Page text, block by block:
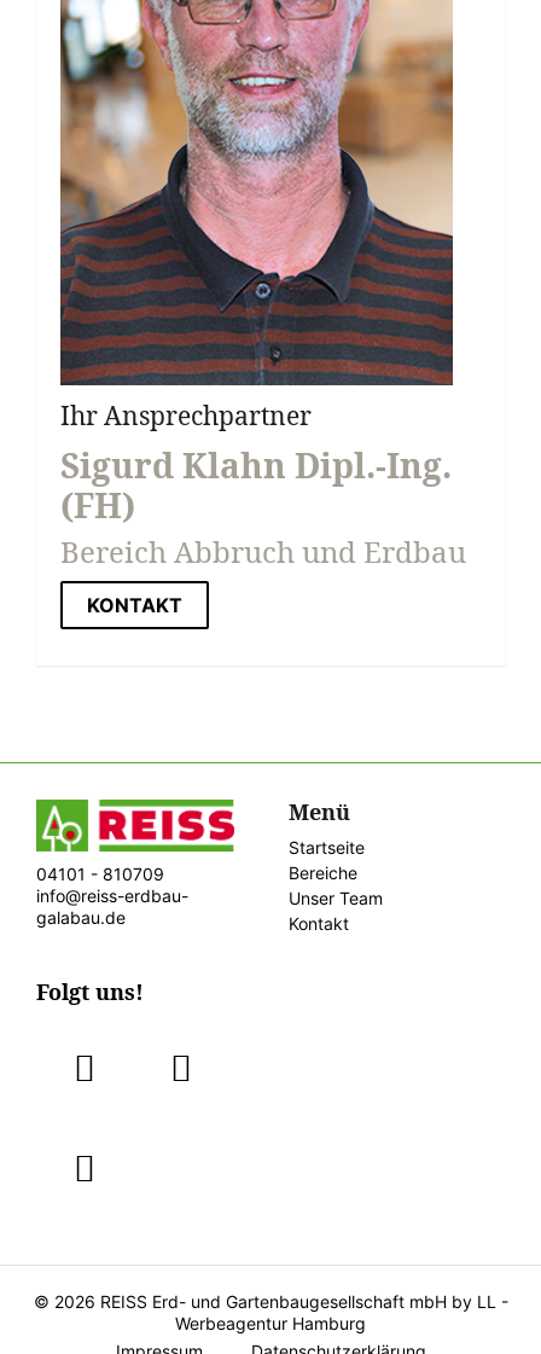
Ihr Ansprechpartner
Sigurd Klahn Dipl.-Ing.
(FH)
Bereich Abbruch und Erdbau
KONTAKT
04101 - 810709
info@reiss-erdbau-
galabau.de
Menü
Startseite
Bereiche
Unser Team
Kontakt
Folgt uns!
twitter
© 2026 REISS Erd- und Gartenbaugesellschaft mbH by LL -
Werbeagentur Hamburg